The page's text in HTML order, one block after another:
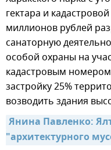
гектара и
миллионов рублей
санаторную
особой охраны на
кадастровым
застройку 25%
возводить здания
Янина Павленко:
"архитектурного